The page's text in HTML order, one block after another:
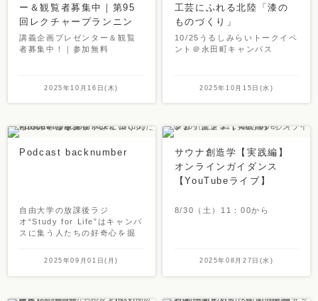
ー＆観覧者募集中｜第95
回レクチャープランニン
グコンテスト開催
講義企画プレゼンター＆観覧
者募集中！｜参加無料
2025年10月16日(木)
工芸にふれる北陸「漆の
ものづくり」
10/25うるしみらいトークイベ
ント＠永田町キャンパス
2025年10月15日(水)
Podcast backnumber
自由大学の放課後ラジ
オ“Study for Life”はキャンパ
スに集う人たちの好奇心を掘
2025年09月01日(月)
サウナ創造学【実践編】
オンラインガイダンス
【YouTubeライブ】
8/30（土）11：00から
2025年08月27日(水)